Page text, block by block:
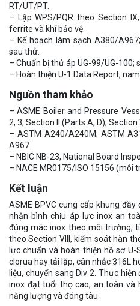
RT/UT/PT.
– Lập WPS/PQR theo Section
ferrite và khí bảo vệ.
– Kế hoạch làm sạch A380/
sau thử.
– Chuẩn bị thử áp UG-99/UG-100;
– Hoàn thiện U-1 Data Report,
Nguồn tham khảo
– ASME Boiler and Pressure
2, 3; Section II (Parts A, D); Section
– ASTM A240/A240M; ASTM
A967.
– NBIC NB-23, National Board
– NACE MR0175/ISO 15156 (môi
Kết luận
ASME BPVC cung cấp khung
nhận bình chịu áp lực inox an
đúng mác inox theo môi trường,
theo Section VIII, kiểm soát hàn
lực chuẩn và hoàn thiện hồ sơ
clorua hay tải lặp, cân nhắc 316L
liệu, chuyển sang Div 2. Thực
inox đạt tuổi thọ cao, an toàn và
năng lượng và đóng tàu.